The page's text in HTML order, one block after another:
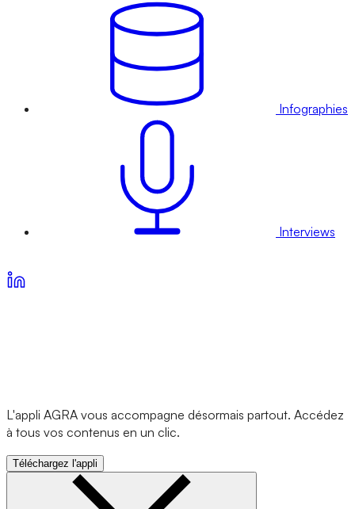
Infographies
Interviews
L'appli AGRA vous accompagne désormais partout. Accédez
à tous vos contenus en un clic.
Téléchargez l'appli